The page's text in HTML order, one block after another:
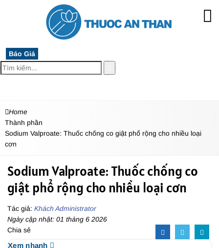
Báo Giá
Home
Thành phần
Sodium Valproate: Thuốc chống co giật phổ rộng cho nhiều loại
cơn
Sodium Valproate: Thuốc chống co
giật phổ rộng cho nhiều loại cơn
Tác giả: Khách Administrator
Ngày cập nhật: 01 tháng 6 2026
Chia sẻ
Xem nhanh